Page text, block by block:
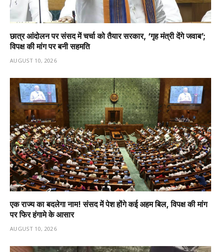
छात्र आंदोलन पर संसद में चर्चा को तैयार सरकार, ‘गृह मंत्री देंगे जवाब’;
विपक्ष की मांग पर बनी सहमति
AUGUST 10, 2026
एक राज्य का बदलेगा नाम! संसद में पेश होंगे कई अहम बिल, विपक्ष की मांग
पर फिर हंगामे के आसार
AUGUST 10, 2026